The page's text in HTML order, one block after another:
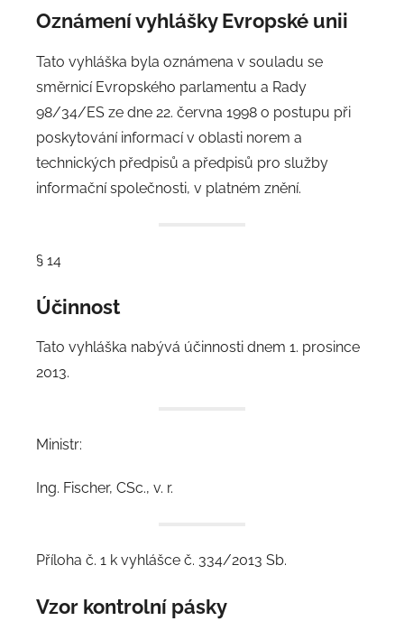
Oznámení vyhlášky Evropské unii
Tato vyhláška byla oznámena v souladu se
směrnicí Evropského parlamentu a Rady
98/34/ES ze dne 22. června 1998 o postupu při
poskytování informací v oblasti norem a
technických předpisů a předpisů pro služby
informační společnosti, v platném znění.
§ 14
Účinnost
Tato vyhláška nabývá účinnosti dnem 1. prosince
2013.
Ministr:
Ing. Fischer, CSc., v. r.
Příloha č. 1 k vyhlášce č. 334/2013 Sb.
Vzor kontrolní pásky